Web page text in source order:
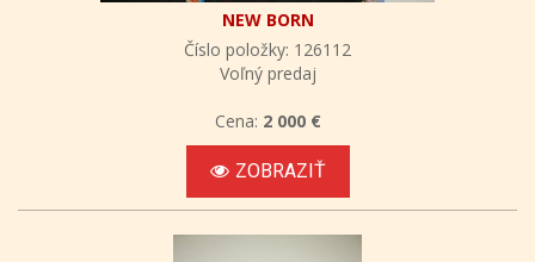
NEW BORN
Číslo položky: 126112
Voľný predaj
Cena: 2 000 €
ZOBRAZIŤ